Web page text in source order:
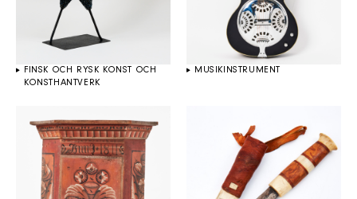
FINSK OCH RYSK KONST OCH
KONSTHANTVERK
MUSIKINSTRUMENT